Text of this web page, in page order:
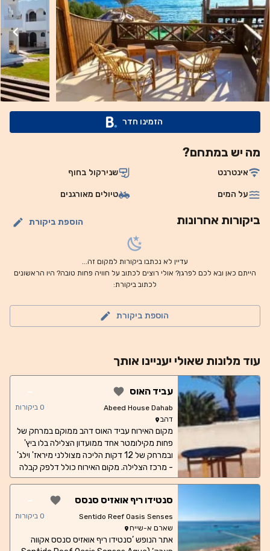
במרחק של 5 דקות נסיעה מתחנת האוטובוס של דהב ו-100 ק“מ
מנמל התעופה הבינלאומי של שארם א-שייח' (Sharm El Sheikh
International Airport). חניה ציבורית זמינה בחינם במיקום
סמוך.
הזמינו חדר
מה יש במתחם?
אינטרנט שנירקול בחוף
על המים טיולים מאורגנים
ביקורות אחרונות הוספת ביקורת
עדיין לא נכתבו ביקורות למקום זה...
הייתם כאן ובא לכם לפרגן? אולי רוצים לכתוב על חוויה פחות טובה? היו הראשונים
לכתוב ביקורת:
הוספת ביקורת
עוד מלונות שאולי יעניינו אותך
עביד האוס
Abeed House Dahab
דהב
-
0 ביקורות
מקום האירוח עביד האוס דהב ממוקם במרחק של
פחות מקילומטר אחד ממועדון הצלילה בלו ביץ'
ובמרחק של 12 דקות הליכה מצוללני מיראז' וילג'
- מרכז הצלילה. מקום האירוח כולל דלפק קבלה
הפועל 24 שעות ביממה, ומספק לאורחים גם
ריף 2000 Dive Club, Sea Pioneer Dive
Center ו-Red Sea Relax Dive Resort.
נקודות עניין פופולריות בקרבת המלון כוללות
Dive Urge - Dive Centre, Eel Garden -
סנטידו ריף אואזיס סנסס
אקווה פארק
Sentido Reef Oasis Senses
שארם א-שייח
-
0 ביקורות
אתר הנופש ’סנטידו ריף אואזיס סנסס אקווה